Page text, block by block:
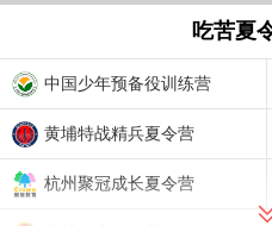
吃苦夏
中国少年预备役训练营
黄埔特战精兵夏令营
杭州聚冠成长夏令营